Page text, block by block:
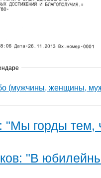
(мужчины, женщины,
"Мы горды тем,
"В